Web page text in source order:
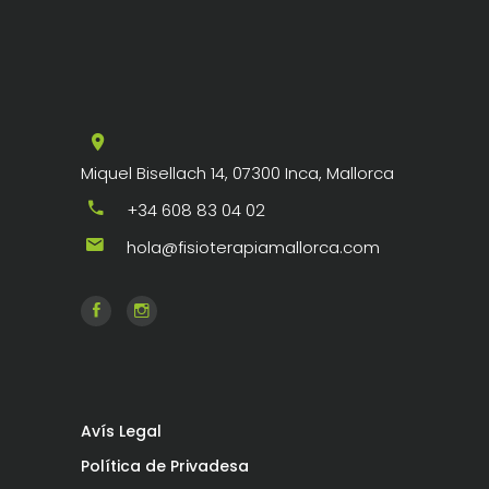
Miquel Bisellach 14, 07300 Inca, Mallorca
+34 608 83 04 02
hola@fisioterapiamallorca.com
Avís Legal
Política de Privadesa